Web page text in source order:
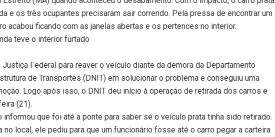
e os três ocupantes precisaram sair correndo. Pela pressa de encontrar um
acabou ficando com as janelas abertas e os pertences no interior.
teve o interior furtado
Justiça Federal para reaver o veículo diante da demora da Departamento
de Transportes (DNIT) em solucionar o problema e conseguiu uma
Logo após isso, o DNIT deu início à operação de retirada dos carros e
(21).
informou que foi até a ponte para saber se o veículo prata tinha sido retirado.
no local, ele pediu para que um funcionário fosse até o carro pegar a carteira